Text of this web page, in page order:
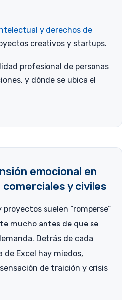
y derechos de
creativos y startups.
profesional de personas
y dónde se ubica el
emocional en
y civiles
proyectos suelen “romperse”
mucho antes de que se
Detrás de cada
Excel hay miedos,
de traición y crisis